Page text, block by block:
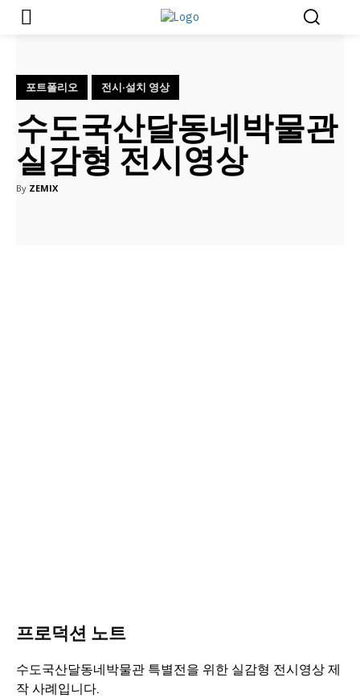
포트폴리오 전시·설치 영상
수도국산달동네박물관
실감형 전시영상
By ZEMIX
프로덕션 노트
수도국산달동네박물관 특별전을 위한 실감형 전시영상 제
작 사례입니다.